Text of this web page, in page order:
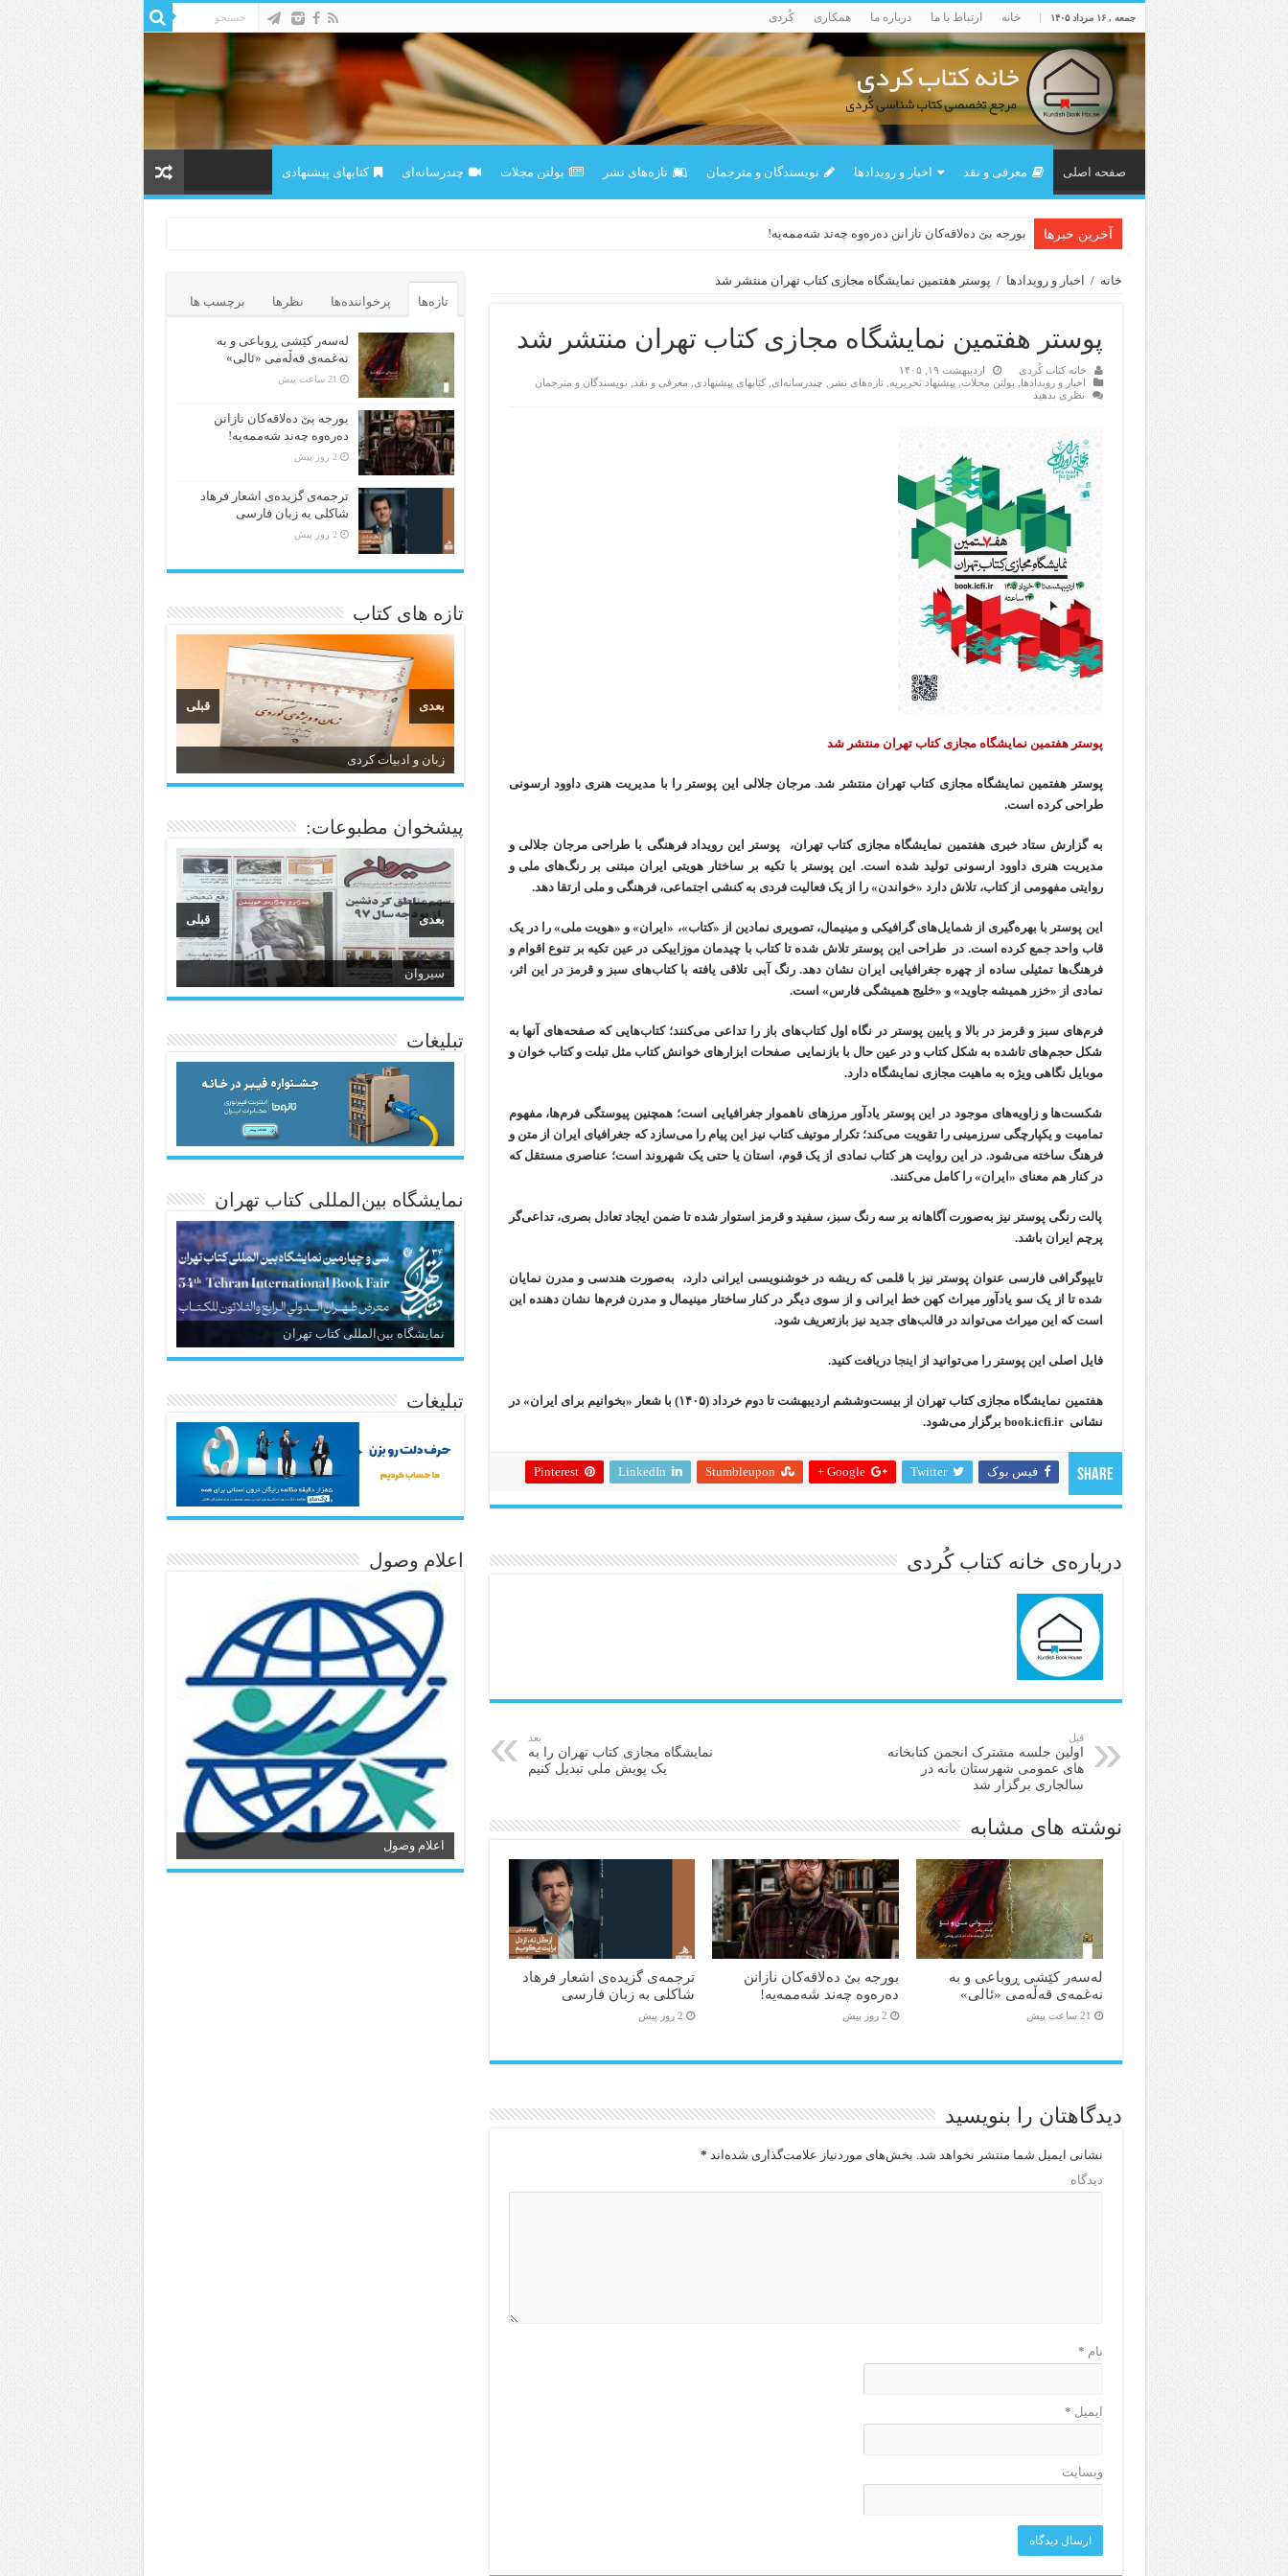
جمعه , ۱۶ مرداد ۱۴۰۵ خانه ارتباط با ما درباره ما همکاری کُردی
صفحه اصلی معرفی و نقد اخبار و رویدادها نویسندگان و مترجمان تازەهای نشر بولتن مجلات چندرسانه‌ای کتابهای پیشنهادی
آخرین خبرها بورجە بێ دەلاقەکان نازانن دەرەوە چەند شەممەیە!
خانه / اخبار و رویدادها / پوستر هفتمین نمایشگاه مجازی کتاب تهران منتشر شد
پوستر هفتمین نمایشگاه مجازی کتاب تهران منتشر شد
خانه کتاب کُردی
اردیبهشت ۱۹, ۱۴۰۵
اخبار و رویدادها
بولتن مجلات پیشنهاد تحریریه ,تازەهای نشر چندرسانه‌ای ,کتابهای پیشنهادی معرفی و نقد
نویسندگان و مترجمان
نظری بدهید
پوستر هفتمین نمایشگاه مجازی کتاب تهران منتشر شد
پوستر هفتمین نمایشگاه مجازی کتاب تهران منتشر شد. مرجان جلالی این پوستر را با مدیریت هنری داوود ارسونی
طراحی کرده است.
به گزارش ستاد خبری هفتمین نمایشگاه مجازی کتاب تهران، پوستر این رویداد فرهنگی با طراحی مرجان جلالی و
مدیریت هنری داوود ارسونی توليد شده است. این پوستر با تکیه بر ساختار هویتی ایران مبتنی بر رنگ‌های ملی و
روایتی مفهومی از کتاب، تلاش دارد «خواندن» را از یک فعالیت فردی به کنشی اجتماعی، فرهنگی و ملی ارتقا دهد.
این پوستر با بهره‌گیری از شمایل‌های گرافیکی و مینیمال، تصویری نمادین از «کتاب»، «ایران» و «هویت ملی» را در یک
قاب واحد جمع کرده است. در طراحی این پوستر تلاش شده تا کتاب با چیدمان موزاییکی در عین تکیه بر تنوع اقوام و
فرهنگ‌ها تمثیلی ساده از چهره جغرافیایی ایران نشان دهد. رنگ آبی تلاقی یافته با کتاب‌های سبز و قرمز در این اثر،
نمادی از «خزر همیشه جاوید» و «خلیج همیشگی فارس» است.
فرم‌های سبز و قرمز در بالا و پایین پوستر در نگاه اول کتاب‌های باز را تداعی می‌کنند؛ کتاب‌هایی که صفحه‌های آنها به
شکل حجم‌های تا‌شده‌ به شکل کتاب و در عین حال با بازنمایی صفحات ابزارهای خوانش کتاب مثل تبلت و کتاب خوان و
موبایل نگاهی ویژه به ماهیت مجازی نمایشگاه دارد.
شکست‌ها و زاویه‌های موجود در این پوستر یادآور مرزهای ناهموار جغرافیایی است؛ همچنین پیوستگی فرم‌ها، مفهوم
تمامیت و یکپارچگی سرزمینی را تقویت می‌کند؛ تکرار موتیف کتاب نیز این پیام را می‌سازد که جغرافیای ایران از متن و
فرهنگ ساخته می‌شود. در این روایت هر کتاب نمادی از یک قوم، استان یا حتی یک شهروند است؛ عناصری مستقل که
در کنار هم معنای «ایران» را کامل می‌کنند.
پالت رنگی پوستر نیز به‌صورت آگاهانه بر سه رنگ سبز، سفید و قرمز استوار شده تا ضمن ایجاد تعادل بصری، تداعی‌گر
پرچم ایران باشد.
تایپوگرافی فارسی عنوان پوستر نیز با قلمی که ریشه در خوشنویسی ایرانی دارد، به‌صورت هندسی و مدرن نمایان
شده تا از یک سو یادآور میراث کهن خط ایرانی و از سوی دیگر در کنار ساختار مینیمال و مدرن فرم‌ها نشان دهنده این
است که این میراث می‌تواند در قالب‌های جدید نیز بازتعریف شود.
فایل اصلی این پوستر را می‌توانید از اینجا دریافت کنید.
هفتمين نمايشگاه مجازی كتاب تهران از بيست‌وششم ارديبهشت تا دوم خرداد (۱۴۰۵) با شعار «بخوانيم برای ايران» در
نشانی book.icfi.ir برگزار می‌شود.
Share فیس بوک Twitter
Google +
Stumbleupon
LinkedIn
Pinterest
درباره‌ی خانه کتاب کُردی
قبل
اولین جلسه مشترک انجمن کتابخانه
های عمومی شهرستان بانه در
سالجاری برگزار شد
بعد
نمایشگاه مجازی کتاب تهران را به
یک پویش ملی تبدیل کنیم
نوشته های مشابه
لەسەر کێشی ڕوباعی و به
نەغمەی قەڵەمی «ئالی»
21 ساعت پیش
بورجە بێ دەلاقەکان نازانن
دەرەوە چەند شەممەیە!
2 روز پیش
ترجمه‌ی گزیده‌‌ی اشعار فرهاد
شاکلی به زبان فارسی
2 روز پیش
دیدگاهتان را بنویسید
نشانی ایمیل شما منتشر نخواهد شد. بخش‌های موردنیاز علامت‌گذاری شده‌اند *
دیدگاه
نام *
ایمیل *
وبسایت
تازه‌ها پرخواننده‌ها نظرها برچسب ها
لەسەر کێشی ڕوباعی و به
نەغمەی قەڵەمی «ئالی»
21 ساعت پیش
بورجە بێ دەلاقەکان نازانن
دەرەوە چەند شەممەیە!
2 روز پیش
ترجمه‌ی گزیده‌‌ی اشعار فرهاد
شاکلی به زبان فارسی
2 روز پیش
تازه های کتاب
زبان و ادبیات کردی
قبلی بعدی
پیشخوان مطبوعات:
سیروان
قبلی بعدی
تبلیغات
نمایشگاه بین‌المللی کتاب تهران
نمایشگاه بین‌المللی کتاب تهران
تبلیغات
اعلام وصول
اعلام وصول